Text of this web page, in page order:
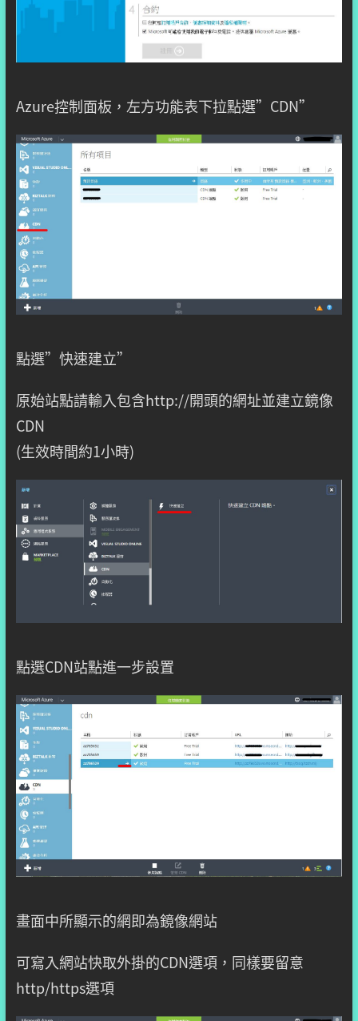
Azure控制面板，左方功能表下拉點選”CDN”
點選”快速建立”
原始站點請輸入包含http://開頭的網址並建立鏡像
CDN
(生效時間約1小時)
點選CDN站點進一步設置
畫面中所顯示的網即為鏡像網站
可寫入網站快取外掛的CDN選項，同樣要留意
http/https選項